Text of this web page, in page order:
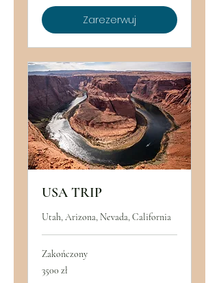
Zarezerwuj
USA TRIP
Utah, Arizona, Nevada, California
Zakończony
złotych
3500 zł